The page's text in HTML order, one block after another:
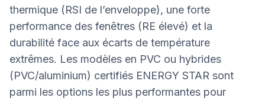
thermique (RSI de l’enveloppe), une forte
performance des fenêtres (RE élevé) et la
durabilité face aux écarts de température
extrêmes. Les modèles en PVC ou hybrides
(PVC/aluminium) certifiés ENERGY STAR sont
parmi les options les plus performantes pour